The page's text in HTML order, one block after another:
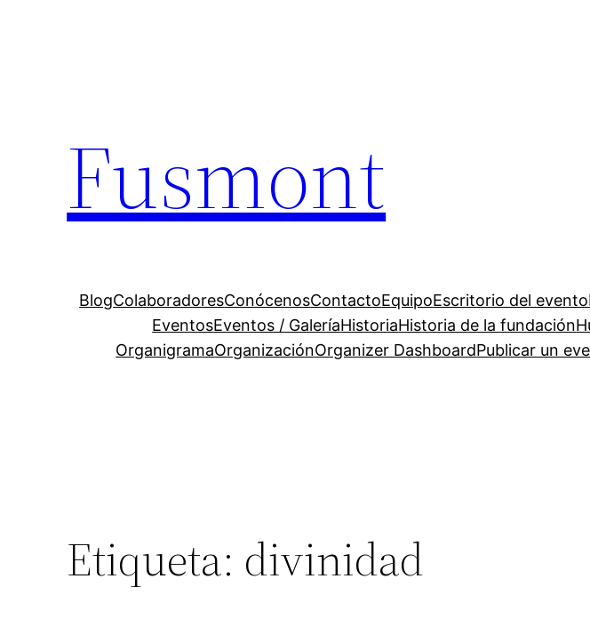
Fusmont
BlogColaboradoresConócenosContactoEquipoEscritorio del evento
EventosEventos / GaleríaHistoriaHistoria de la fundación
OrganigramaOrganizaciónOrganizer DashboardPublicar un
Etiqueta: divinidad